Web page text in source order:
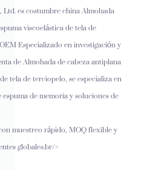
escostumbre china Almohada
viscoelástica de tela de
Especializado en investigación y
de Almohada de cabeza antiplana
tela de terciopelo, se especializa en
de memoria y soluciones de
muestreo rápido, MOQ flexible y
globales.br/>